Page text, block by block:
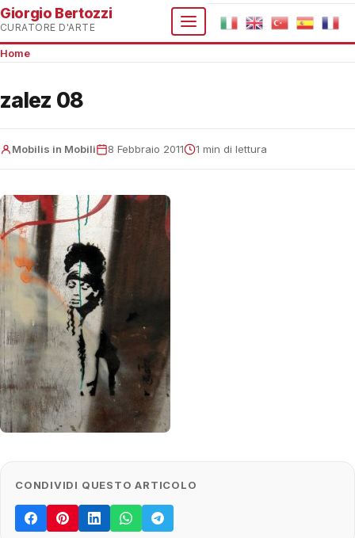
Giorgio Bertozzi
CURATORE D'ARTE
Home
zalez 08
Mobilis in Mobili 8 Febbraio 2011 1 min di lettura
CONDIVIDI QUESTO ARTICOLO